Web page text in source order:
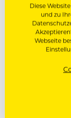
DAS
Diese
und zu
Webseite